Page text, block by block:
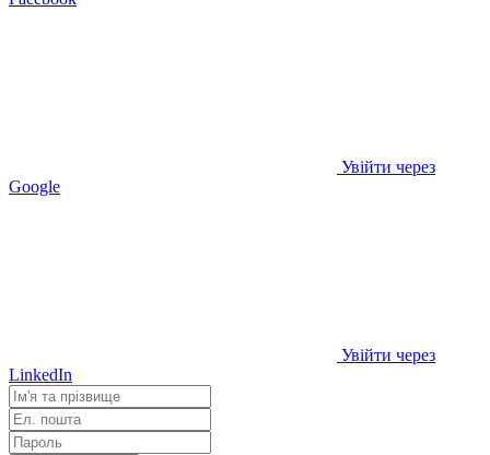
Увійти через
Google
Увійти через
LinkedIn